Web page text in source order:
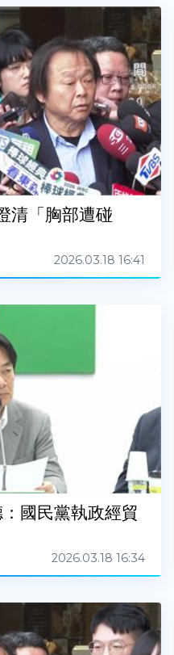
清「胸部遭碰
2026.03.18 16:41
國民黨執政經貿
2026.03.18 16:34